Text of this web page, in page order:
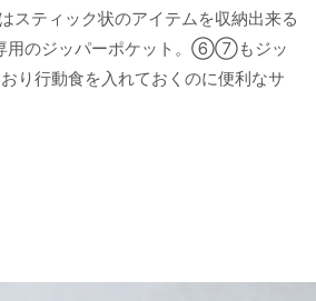
ティック状のアイテムを収納出来る
用のジッパーポケット。⑥⑦もジッ
り行動食を入れておくのに便利なサ